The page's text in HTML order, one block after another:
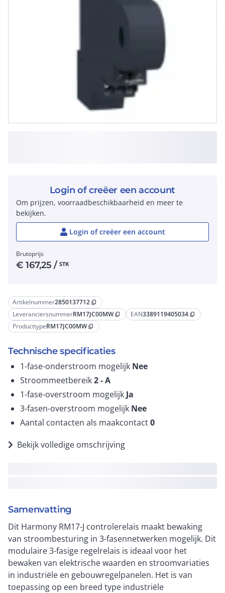
Artikelnummer2850137712 content_copy
LeveranciersnummerRM17JC00MW content_copy EAN3389119405034 content_copy
ProducttypeRM17JC00MW content_copy
Technische specificaties
1-fase-onderstroom mogelijk Nee
Stroommeetbereik2 -A
1-fase-overstroom mogelijk Ja
3-fasen-overstroom mogelijk Nee
Aantal contacten als maakcontact0
Bekijk volledige omschrijving
Samenvatting
Dit Harmony RM17-J controlerelais maakt bewaking
van stroombesturing in 3-fasennetwerken mogelijk. Dit
modulaire 3-fasige regelrelais is ideaal voor het
bewaken van elektrische waarden en stroomvariaties
in industriële en gebouwregelpanelen. Het is van
toepassing op een breed type industriële
Login of creëer een account
Om prijzen, voorraadbeschikbaarheid en meer te
bekijken.
Login of creëer een account
Brutoprijs
€167,25 / STK